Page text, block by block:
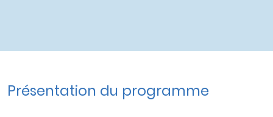
Présentation du programme